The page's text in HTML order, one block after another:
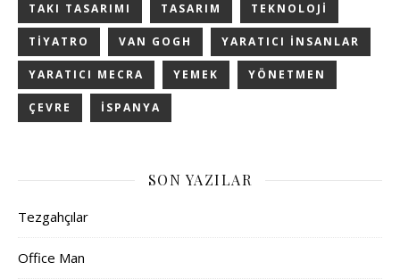
TAKI TASARIMI TASARIM TEKNOLOJI
TIYATRO VAN GOGH YARATICI INSANLAR
YARATICI MECRA YEMEK YÖNETMEN
ÇEVRE İSPANYA
SON YAZILAR
Tezgahçılar
Office Man